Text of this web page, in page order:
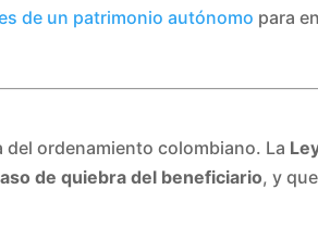
de un patrimonio autónomo para
ordenamiento colombiano. La
de quiebra del beneficiario, y